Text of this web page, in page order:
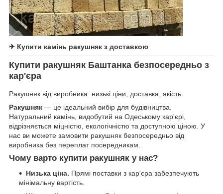
✈ Купити камінь ракушняк з доставкою
Купити ракушняк Баштанка безпосередньо з
кар'єра
Ракушняк від виробника: низькі ціни, доставка, якість
Ракушняк — це ідеальний вибір для будівництва.
Натуральний камінь, видобутий на Одеському кар'єрі,
відрізняється міцністю, екологічністю та доступною ціною. У
нас ви можете замовити ракушняк безпосередньо від
виробника без переплат посередникам.
Чому варто купити ракушняк у нас?
Низька ціна. Прямі поставки з кар'єра забезпечують
мінімальну вартість.